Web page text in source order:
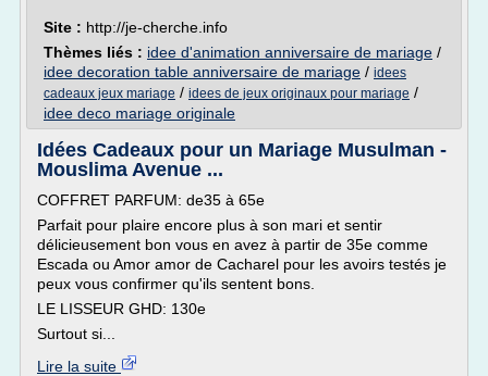
Site : http://je-cherche.info
Thèmes liés : idee d'animation anniversaire de mariage /
idee decoration table anniversaire de mariage / idees
cadeaux jeux mariage / idees de jeux originaux pour mariage /
idee deco mariage originale
Idées Cadeaux pour un Mariage Musulman -
Mouslima Avenue ...
COFFRET PARFUM: de35 à 65e
Parfait pour plaire encore plus à son mari et sentir
délicieusement bon vous en avez à partir de 35e comme
Escada ou Amor amor de Cacharel pour les avoirs testés je
peux vous confirmer qu'ils sentent bons.
LE LISSEUR GHD: 130e
Surtout si...
Lire la suite